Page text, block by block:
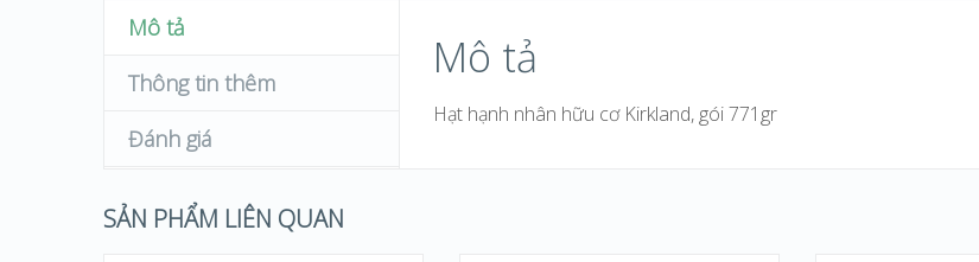
Mô tả
Thông tin thêm
Đánh giá
Mô tả
Hạt hạnh nhân hữu cơ Kirkland, gói 771gr
SẢN PHẨM LIÊN QUAN